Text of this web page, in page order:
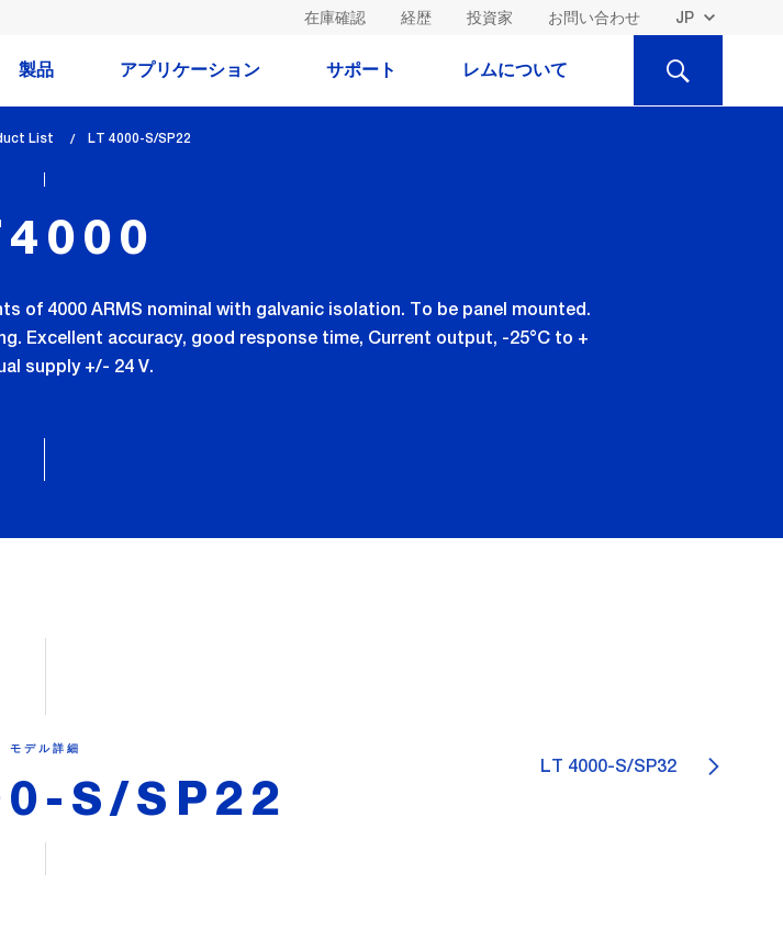
在庫確認 経歴 投資家 お問い合わせ
製品 アプリケーション サポート レムについて
検
List
lem_current_page
LT 4000-S/SP22
of 4000 ARMS nominal with galvanic isolation. To be panel mounted.
Excellent accuracy, good response time, Current output, -25°C to +
supply +/- 24 V.
LT 4000-S/SP32
モデル詳細
S/SP22